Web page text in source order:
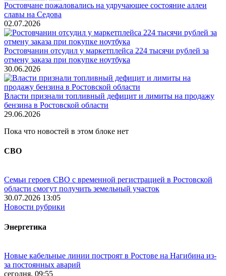
Ростовчане пожаловались на удручающее состояние аллеи
славы на Седова
02.07.2026
Ростовчанин отсудил у маркетплейса 224 тысячи рублей за
отмену заказа при покупке ноутбука
30.06.2026
Власти признали топливный дефицит и лимиты на продажу
бензина в Ростовской области
29.06.2026
Пока что новостей в этом блоке нет
СВО
Семьи героев СВО с временной регистрацией в Ростовской
области смогут получить земельный участок
30.07.2026 13:05
Новости рубрики
Энергетика
Новые кабельные линии построят в Ростове на Нагибина из-
за постоянных аварий
сегодня, 09:55